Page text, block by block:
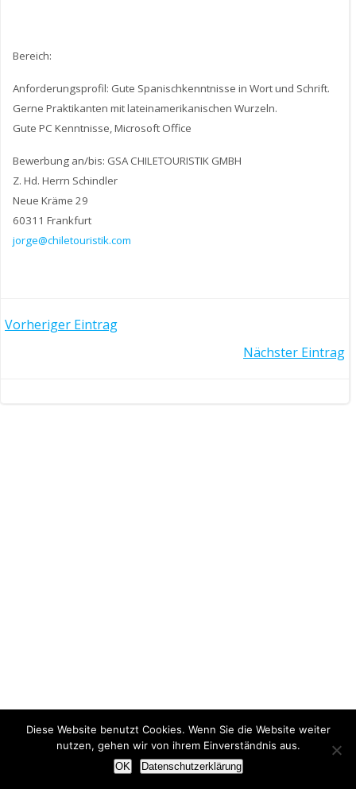
Bereich:
Anforderungsprofil: Gute Spanischkenntnisse in Wort und Schrift.
Gerne Praktikanten mit lateinamerikanischen Wurzeln.
Gute PC Kenntnisse, Microsoft Office
Bewerbung an/bis: GSA CHILETOURISTIK GMBH
Z. Hd. Herrn Schindler
Neue Kräme 29
60311 Frankfurt
jorge@chiletouristik.com
Post
Vorheriger Eintrag
Nächster Eintrag
Diese Website benutzt Cookies. Wenn Sie die Website weiter
nutzen, gehen wir von ihrem Einverständnis aus.
OK Datenschutzerklärung